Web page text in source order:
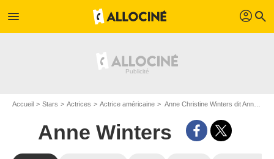
menu profil search
Accueil Stars Actrices Actrice américaine Anne Christine Winters dit Anne Winters
Anne Winters